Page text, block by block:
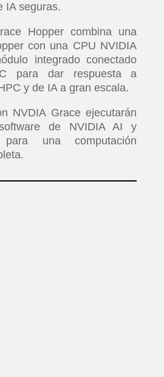
IA seguras.
Hopper combina una
con una CPU NVIDIA
integrado conectado
para dar respuesta a
y de IA a gran escala.
NVDIA Grace ejecutarán
de NVIDIA AI y
una computación